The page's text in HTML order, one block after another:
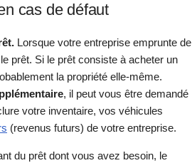
cas de défaut
Lorsque votre entreprise emprunte de
prêt. Si le prêt consiste à acheter un
la propriété elle-même.
, il peut vous être demandé
votre inventaire, vos véhicules
(revenus futurs) de votre entreprise.
du prêt dont vous avez besoin, le